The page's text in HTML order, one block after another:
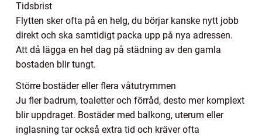
Tidsbrist
Flytten sker ofta på en helg, du börjar kanske nytt jobb
direkt och ska samtidigt packa upp på nya adressen.
Att då lägga en hel dag på städning av den gamla
bostaden blir tungt.
Större bostäder eller flera våtutrymmen
Ju fler badrum, toaletter och förråd, desto mer komplext
blir uppdraget. Bostäder med balkong, uterum eller
inglasning tar också extra tid och kräver ofta